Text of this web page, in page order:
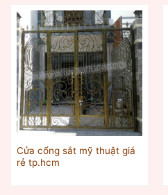
Cửa cổng sắt mỹ thuật giá
rẻ tp.hcm